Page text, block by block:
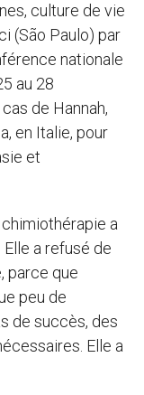
culture de vie
(São Paulo) par
nationale
au 28
de Hannah,
en Italie, pour
et
chimiothérapie a
a refusé de
parce que
peu de
de succès, des
Elle a